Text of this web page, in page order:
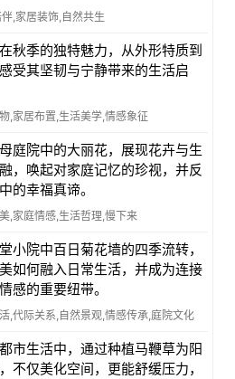
,家居装饰,自然共生
秋季的独特魅力，从外形特质到
受其坚韧与宁静带来的生活启
,家居布置,生活美学,情感象征
庭院中的大丽花，展现花卉与生
，唤起对家庭记忆的珍视，并反
的幸福真谛。
,家庭情感,生活哲理,慢下来
小院中百日菊花墙的四季流转，
如何融入日常生活，并成为连接
感的重要纽带。
,代际关系,自然景观,情感传承,庭院文化
市生活中，通过种植马鞭草为阳
不仅美化空间，更能舒缓压力，